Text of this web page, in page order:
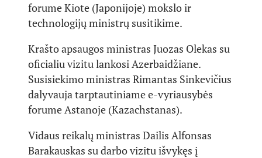
forume Kiote (Japonijoje) mokslo ir
technologijų ministrų susitikime.
Krašto apsaugos ministras Juozas Olekas su
oficialiu vizitu lankosi Azerbaidžiane.
Susisiekimo ministras Rimantas Sinkevičius
dalyvauja tarptautiniame e-vyriausybės
forume Astanoje (Kazachstanas).
Vidaus reikalų ministras Dailis Alfonsas
Barakauskas su darbo vizitu išvykęs į